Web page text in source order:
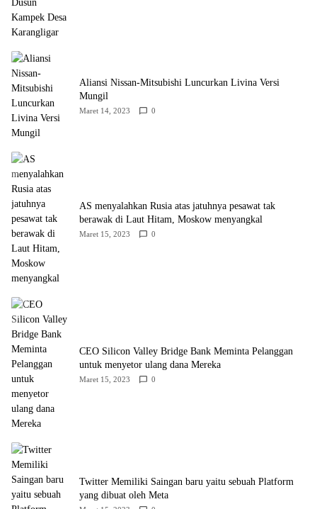
Aliansi Nissan-Mitsubishi Luncurkan Livina Versi
Mungil
Maret 14, 2023 0
AS menyalahkan Rusia atas jatuhnya pesawat tak
berawak di Laut Hitam, Moskow menyangkal
Maret 15, 2023 0
CEO Silicon Valley Bridge Bank Meminta Pelanggan
untuk menyetor ulang dana Mereka
Maret 15, 2023 0
Twitter Memiliki Saingan baru yaitu sebuah Platform
yang dibuat oleh Meta